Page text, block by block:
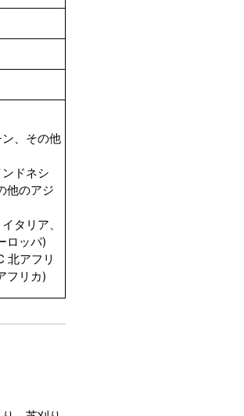
、その他
ドネシ
他のアジ
タリア、
ロッパ)
北アフリ
フリカ)